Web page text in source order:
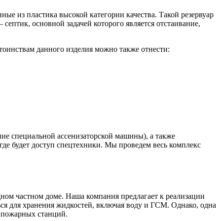
из пластика высокой категории качества. Такой резервуар
основной задачей которого является отстаивание,
данного изделия можно также отнести:
специальной ассенизаторской машины), а также
будет доступ спецтехники. Мы проведем весь комплекс
частном доме. Наша компания предлагает к реализации
для хранения жидкостей, включая воду и ГСМ. Однако, одна
пожарных станций.